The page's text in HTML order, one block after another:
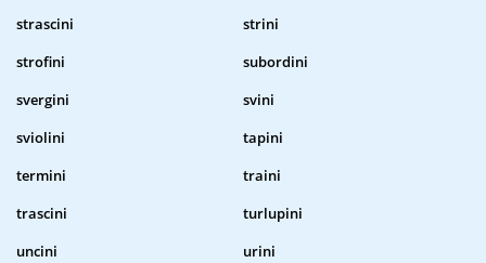
strascini
strini
strofini
subordini
svergini
svini
sviolini
tapini
termini
traini
trascini
turlupini
uncini
urini